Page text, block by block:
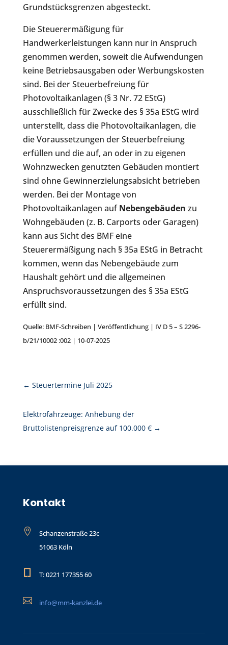
Grundstücksgrenzen abgesteckt.
Die Steuerermäßigung für
Handwerkerleistungen kann nur in Anspruch
genommen werden, soweit die Aufwendungen
keine Betriebsausgaben oder Werbungskosten
sind. Bei der Steuerbefreiung für
Photovoltaikanlagen (§ 3 Nr. 72 EStG)
ausschließlich für Zwecke des § 35a EStG wird
unterstellt, dass die Photovoltaikanlagen, die
die Voraussetzungen der Steuerbefreiung
erfüllen und die auf, an oder in zu eigenen
Wohnzwecken genutzten Gebäuden montiert
sind ohne Gewinnerzielungsabsicht betrieben
werden. Bei der Montage von
Photovoltaikanlagen aufNebengebäuden zu
Wohngebäuden (z. B. Carports oder Garagen)
kann aus Sicht des BMF eine
Steuerermäßigung nach § 35a EStG in Betracht
kommen, wenn das Nebengebäude zum
Haushalt gehört und die allgemeinen
Anspruchsvoraussetzungen des § 35a EStG
erfüllt sind.
Quelle: BMF-Schreiben | Veröffentlichung | IV D 5 – S 2296-
b/21/10002 :002 | 10-07-2025
← Steuertermine Juli 2025
Elektrofahrzeuge: Anhebung der
Bruttolistenpreisgrenze auf 100.000 €→
Kontakt

Schanzenstraße 23c
51063 Köln
T: 0221 177355 60
 info@mm-kanzlei.de